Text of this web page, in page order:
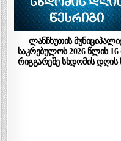
ლანჩხუთის
საკრებულოს 2026 წლის 16
რიგგარეშე სხდომის დღის